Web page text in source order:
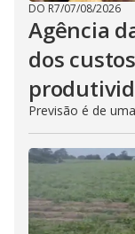
DO R7/07/08/2026
Agência
dos
Previsão é de